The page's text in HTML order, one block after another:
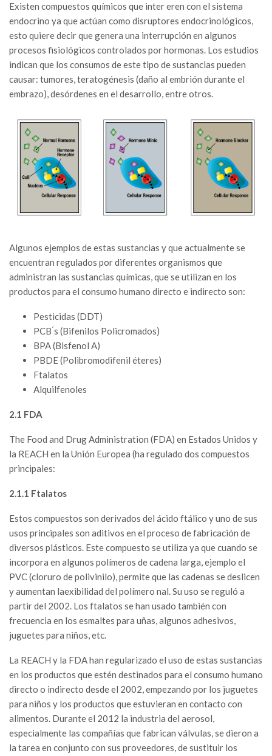
Existen compuestos químicos que inter eren con el sistema
endocrino ya que actúan como disruptores endocrinológicos,
esto quiere decir que genera una interrupción en algunos
procesos fisiológicos controlados por hormonas. Los estudios
indican que los consumos de este tipo de sustancias pueden
causar: tumores, teratogénesis (daño al embrión durante el
embrazo), desórdenes en el desarrollo, entre otros.
Algunos ejemplos de estas sustancias y que actualmente se
encuentran regulados por diferentes organismos que
administran las sustancias químicas, que se utilizan en los
productos para el consumo humano directo e indirecto son:
Pesticidas (DDT)
PCB ́s (Bifenilos Policromados)
BPA (Bisfenol A)
PBDE (Polibromodifenil éteres)
Ftalatos
Alquilfenoles
2.1 FDA
The Food and Drug Administration (FDA) en Estados Unidos y
la REACH en la Unión Europea (ha regulado dos compuestos
principales:
2.1.1 Ftalatos
Estos compuestos son derivados del ácido ftálico y uno de sus
usos principales son aditivos en el proceso de fabricación de
diversos plásticos. Este compuesto se utiliza ya que cuando se
incorpora en algunos polímeros de cadena larga, ejemplo el
PVC (cloruro de polivinilo), permite que las cadenas se deslicen
y aumentan laexibilidad del polímero nal. Su uso se reguló a
partir del 2002. Los ftalatos se han usado también con
frecuencia en los esmaltes para uñas, algunos adhesivos,
juguetes para niños, etc.
La REACH y la FDA han regularizado el uso de estas sustancias
en los productos que estén destinados para el consumo humano
directo o indirecto desde el 2002, empezando por los juguetes
para niños y los productos que estuvieran en contacto con
alimentos. Durante el 2012 la industria del aerosol,
especialmente las compañías que fabrican válvulas, se dieron a
la tarea en conjunto con sus proveedores, de sustituir los